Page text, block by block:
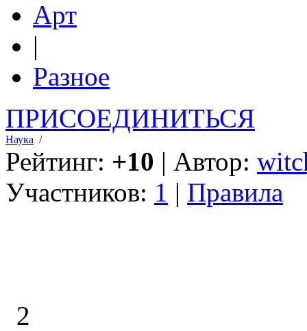
Арт
|
Разное
ПРИСОЕДИНИТЬСЯ
Наука /
Рейтинг: +10 | Автор:
Участников: 1 | Правила
2